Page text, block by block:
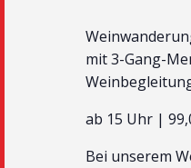
mit 3-Gang-
ab 15 Uhr |
Bei unserem